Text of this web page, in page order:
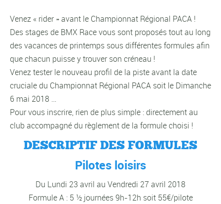
Venez « rider » avant le Championnat Régional PACA !
Des stages de BMX Race vous sont proposés tout au long
des vacances de printemps sous différentes formules afin
que chacun puisse y trouver son créneau !
Venez tester le nouveau profil de la piste avant la date
cruciale du Championnat Régional PACA soit le Dimanche
6 mai 2018 …
Pour vous inscrire, rien de plus simple : directement au
club accompagné du règlement de la formule choisi !
DESCRIPTIF DES FORMULES
Pilotes loisirs
Du Lundi 23 avril au Vendredi 27 avril 2018
Formule A : 5 ½ journées 9h-12h soit 55€/pilote